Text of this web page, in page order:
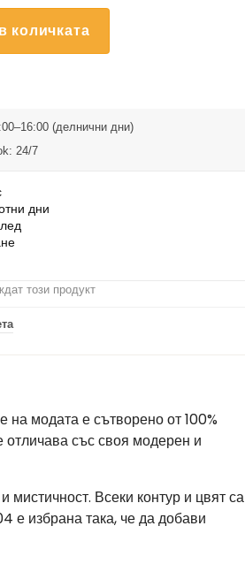
количката
(делнични дни)
24/7
дни
този продукт
на модата е сътворено от 100%
отличава със своя модерен и
мистичност. Всеки контур и цвят са
е избрана така, че да добави